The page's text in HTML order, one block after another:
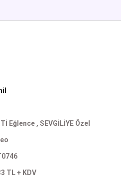
Eğlence ,SEVGİLİYE Özel
TL + KDV